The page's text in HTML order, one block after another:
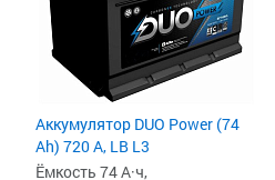
Аккумулятор DUO Power (74
Ah) 720 А, LB L3
Ёмкость 74 А·ч,